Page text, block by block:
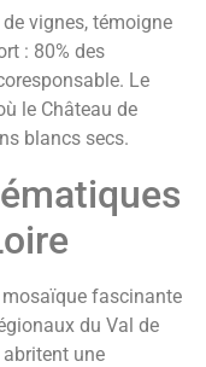
vignes, témoigne
: 80% des
Le
le Château de
blancs secs.
mosaïque fascinante
du Val de
abritent une